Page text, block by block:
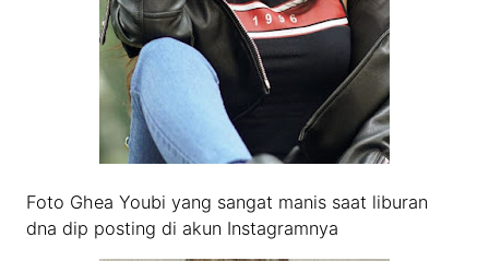
Foto Ghea Youbi yang sangat manis saat liburan
dna dip posting di akun Instagramnya